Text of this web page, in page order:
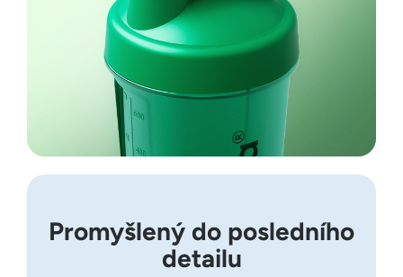
Promyšlený do posledního
detailu